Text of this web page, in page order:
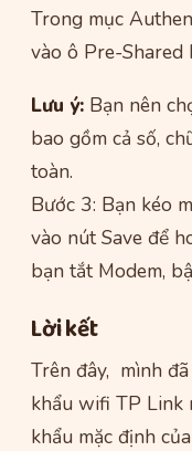
Trong mục
vào ô Pre-Shared
Lưu ý: Bạn nên
bao gồm cả số,
toàn.
Bước 3: Bạn kéo
vào nút Save để
bạn tắt Modem,
Lời kết
Trên đây, mình
khẩu wifi TP Link
khẩu mặc định